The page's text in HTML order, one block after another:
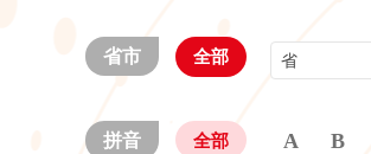
省市 全部 省
拼音 全部 A B